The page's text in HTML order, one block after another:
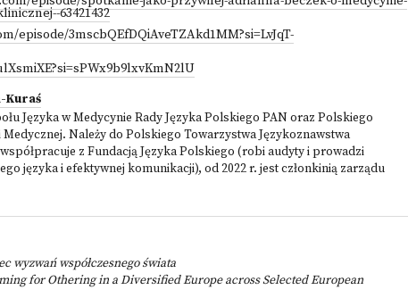
63421432
episode/3mscbQEfDQiAveTZAkd1MM?si=LvJqT-
Kuraś
Języka w Medycynie Rady Języka Polskiego PAN oraz Polskiego
Należy do Polskiego Towarzystwa Językoznawstwa
z Fundacją Języka Polskiego (robi audyty i prowadzi
języka i efektywnej komunikacji), od 2022 r. jest członkinią zarządu
wyzwań współczesnego świata
for Othering in a Diversified Europe across Selected European